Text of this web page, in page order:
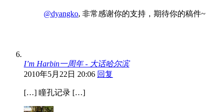
@dyangko, 非常感谢你的支持，期待你的稿件~
I’m Harbin一周年 - 大话哈尔滨
2010年5月22日 20:06 回复
[…] 瞳孔记录 […]